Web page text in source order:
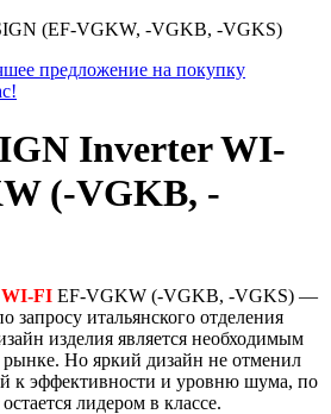
(EF-VGKW, -VGKB, -VGKS)
предложение на покупку
Inverter WI-
(-VGKB, -
WI-FI EF-VGKW (-VGKB, -VGKS) —
запросу итальянского отделения
изделия является необходимым
рынке. Но яркий дизайн не отменил
к эффективности и уровню шума, по
лидером в классе.